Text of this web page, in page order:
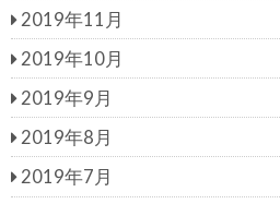
2019年11月
2019年10月
2019年9月
2019年8月
2019年7月